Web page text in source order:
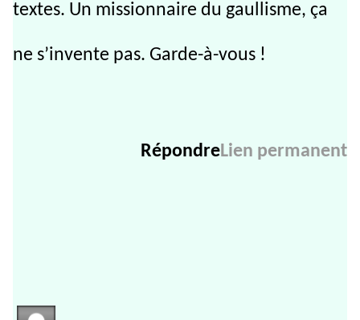
textes. Un missionnaire du gaullisme, ça
ne s’invente pas. Garde-à-vous !
RépondreLien permanent